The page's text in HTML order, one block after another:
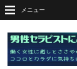
メニュー